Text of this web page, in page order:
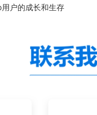
户的成长和生存